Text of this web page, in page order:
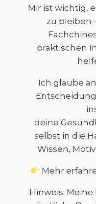
Mir ist wichtig,
zu bleiben
praktischen
Ich glaube
deine
selbst in die
Wissen,
Mehr
Hinweis: